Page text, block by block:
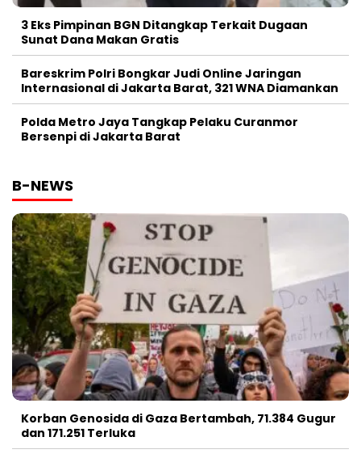
3 Eks Pimpinan BGN Ditangkap Terkait Dugaan
Sunat Dana Makan Gratis
Bareskrim Polri Bongkar Judi Online Jaringan
Internasional di Jakarta Barat, 321 WNA Diamankan
Polda Metro Jaya Tangkap Pelaku Curanmor
Bersenpi di Jakarta Barat
B-NEWS
Korban Genosida di Gaza Bertambah, 71.384 Gugur
dan 171.251 Terluka